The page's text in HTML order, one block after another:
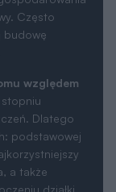
Często
budowę
względem
Dlatego
podstawowej
a także